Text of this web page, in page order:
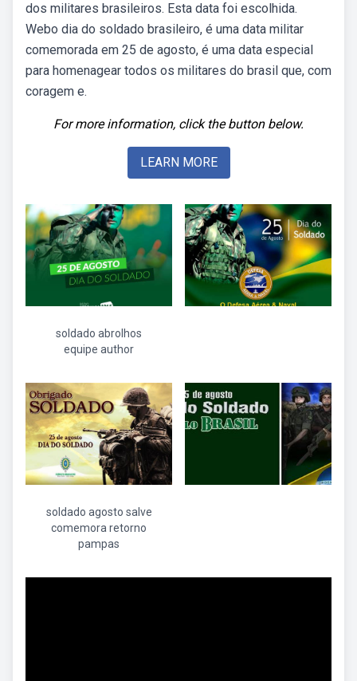
dos militares brasileiros. Esta data foi escolhida.
Webo dia do soldado brasileiro, é uma data militar
comemorada em 25 de agosto, é uma data especial
para homenagear todos os militares do brasil que, com
coragem e.
For more information, click the button below.
LEARN MORE
soldado abrolhos
equipe author
soldado agosto salve
comemora retorno
pampas